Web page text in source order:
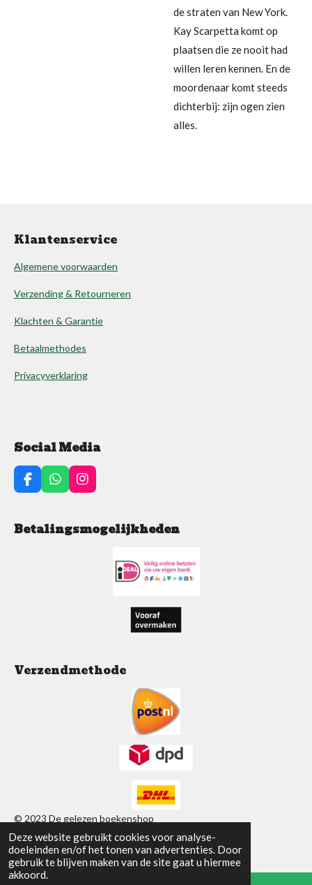
Deze website gebruikt cookies voor analyse-
doeleinden en/of het tonen van advertenties. Door
gebruik te blijven maken van de site gaat u hiermee
akkoord.
de straten van New York.
Kay Scarpetta komt op
plaatsen die ze nooit had
willen leren kennen. En de
moordenaar komt steeds
dichterbij: zijn ogen zien
alles.
Klantenservice
Algemene voorwaarden
Verzending & Retourneren
Klachten & Garantie
Betaalmethodes
Privacyverklaring
Social Media
F
a
e
b
W
h
t
s
I
n
a
Betalingsmogelijkheden
Verzendmethode
© 2023 De gelezen boekenshop
Powered byJouwWeb